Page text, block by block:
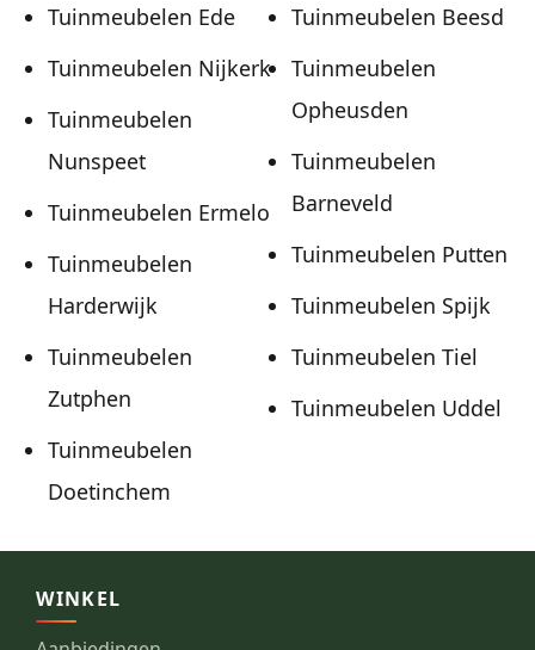
Tuinmeubelen Ede
Tuinmeubelen Nijkerk
Tuinmeubelen
Nunspeet
Tuinmeubelen Ermelo
Tuinmeubelen
Harderwijk
Tuinmeubelen
Zutphen
Tuinmeubelen
Doetinchem
Tuinmeubelen Beesd
Tuinmeubelen
Opheusden
Tuinmeubelen
Barneveld
Tuinmeubelen Putten
Tuinmeubelen Spijk
Tuinmeubelen Tiel
Tuinmeubelen Uddel
WINKEL